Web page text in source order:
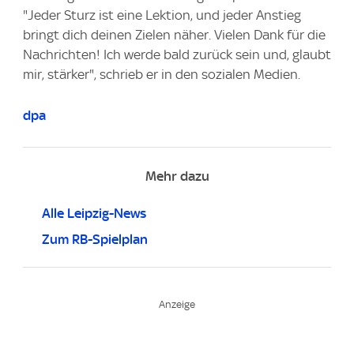
"Jeder Sturz ist eine Lektion, und jeder Anstieg
bringt dich deinen Zielen näher. Vielen Dank für die
Nachrichten! Ich werde bald zurück sein und, glaubt
mir, stärker", schrieb er in den sozialen Medien.
dpa
Mehr dazu
Alle Leipzig-News
Zum RB-Spielplan